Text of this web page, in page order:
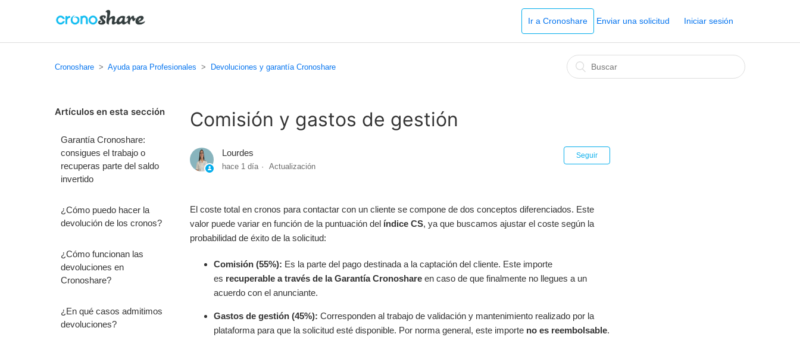
Ir a Cronoshare Enviar una solicitud Iniciar sesión
Cronoshare Ayuda para Profesionales Devoluciones y garantía Cronoshare
Artículos en esta sección
Garantía Cronoshare:
consigues el trabajo o
recuperas parte del saldo
invertido
¿Cómo puedo hacer la
devolución de los cronos?
¿Cómo funcionan las
devoluciones en
Cronoshare?
¿En qué casos admitimos
devoluciones?
Comisión y gastos de gestión
Lourdes
hace 1 día Actualización
Seguir
El coste total en cronos para contactar con un cliente se compone de dos conceptos diferenciados. Este
valor puede variar en función de la puntuación del índice CS, ya que buscamos ajustar el coste según la
probabilidad de éxito de la solicitud:
Comisión (55%): Es la parte del pago destinada a la captación del cliente. Este importe
es recuperable a través de la Garantía Cronoshare en caso de que finalmente no llegues a un
acuerdo con el anunciante.
Gastos de gestión (45%): Corresponden al trabajo de validación y mantenimiento realizado por la
plataforma para que la solicitud esté disponible. Por norma general, este importe no es reembolsable.